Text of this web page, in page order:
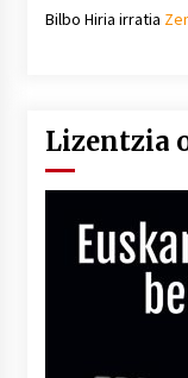
Bilbo Hiria irratia
Lizentzia